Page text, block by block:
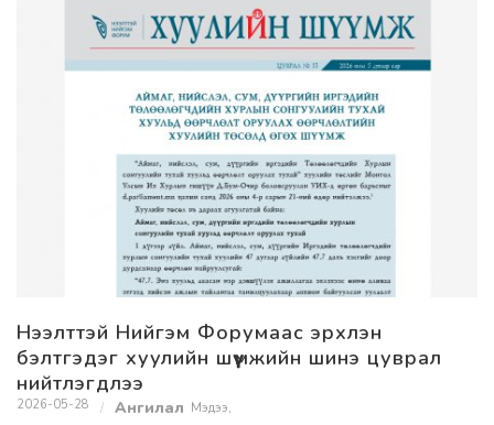
Нээлттэй Нийгэм Форумаас эрхлэн
бэлтгэдэг хуулийн шүүмжийн шинэ цуврал
нийтлэгдлээ
2026-05-28 Мэдээ,